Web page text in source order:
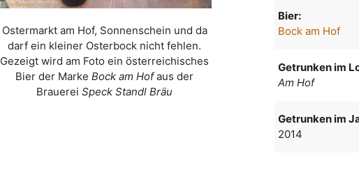
Ostermarkt am Hof, Sonnenschein und da
darf ein kleiner Osterbock nicht fehlen.
Gezeigt wird am Foto ein österreichisches
Bier der MarkeBock am Hofaus der
BrauereiSpeck Standl Bräu
Bier:
Bock am Hof
Getrunken im
Am Hof
Getrunken im
2014